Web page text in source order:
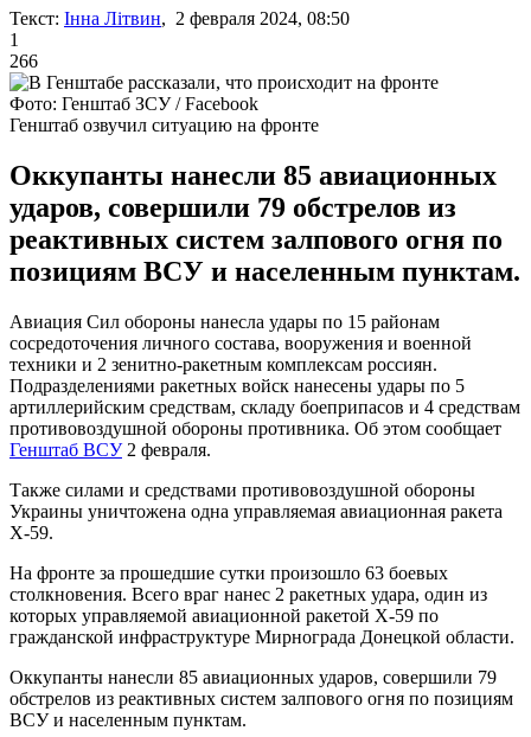
Текст: Інна Літвин, 2 февраля 2024, 08:50
1
266
Фото: Генштаб ЗСУ / Facebook
Генштаб озвучил ситуацию на фронте
Оккупанты нанесли 85 авиационных
ударов, совершили 79 обстрелов из
реактивных систем залпового огня по
позициям ВСУ и населенным пунктам.
Авиация Сил обороны нанесла удары по 15 районам
сосредоточения личного состава, вооружения и военной
техники и 2 зенитно-ракетным комплексам россиян.
Подразделениями ракетных войск нанесены удары по 5
артиллерийским средствам, складу боеприпасов и 4 средствам
противовоздушной обороны противника. Об этом сообщает
Генштаб ВСУ2 февраля.
Также силами и средствами противовоздушной обороны
Украины уничтожена одна управляемая авиационная ракета
Х-59.
На фронте за прошедшие сутки произошло 63 боевых
столкновения. Всего враг нанес 2 ракетных удара, один из
которых управляемой авиационной ракетой Х-59 по
гражданской инфраструктуре Мирнограда Донецкой области.
Оккупанты нанесли 85 авиационных ударов, совершили 79
обстрелов из реактивных систем залпового огня по позициям
ВСУ и населенным пунктам.